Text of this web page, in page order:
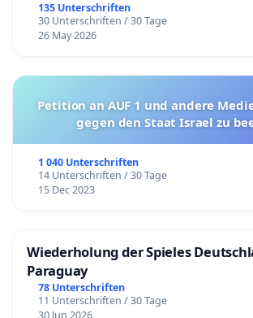
135 Unterschriften
30 Unterschriften / 30 Tage
26 May 2026
Petition an AUF 1 und andere
gegen den Staat Israel zu
1 040 Unterschriften
14 Unterschriften / 30 Tage
15 Dec 2023
Wiederholung der Spieles
Paraguay
78 Unterschriften
11 Unterschriften / 30 Tage